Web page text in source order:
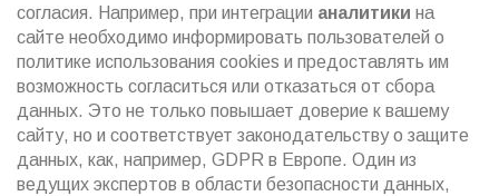
согласия. Например, при интеграции аналитики на
сайте необходимо информировать пользователей о
политике использования cookies и предоставлять им
возможность согласиться или отказаться от сбора
данных. Это не только повышает доверие к вашему
сайту, но и соответствует законодательству о защите
данных, как, например, GDPR в Европе. Один из
ведущих экспертов в области безопасности данных,